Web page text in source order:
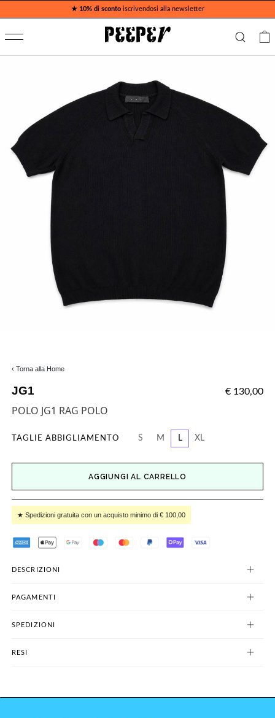
★ 10% di scontoiscrivendosi alla newsletter
‹ Torna alla Home
JG1 € 130,00
POLO JG1 RAG POLO
TAGLIE ABBIGLIAMENTO S M L XL
AGGIUNGI AL CARRELLO
★ Spedizioni gratuita con un acquisto minimo di € 100,00
DESCRIZIONI
PAGAMENTI
SPEDIZIONI
RESI